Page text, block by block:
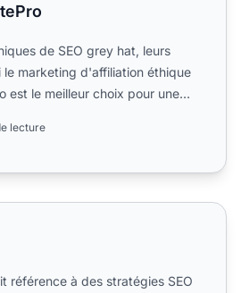
de SEO grey hat, leurs
le marketing d'affiliation éthique
est le meilleur choix pour une
lecture
référence à des stratégies SEO